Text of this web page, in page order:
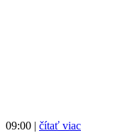
09:00 | čítať viac